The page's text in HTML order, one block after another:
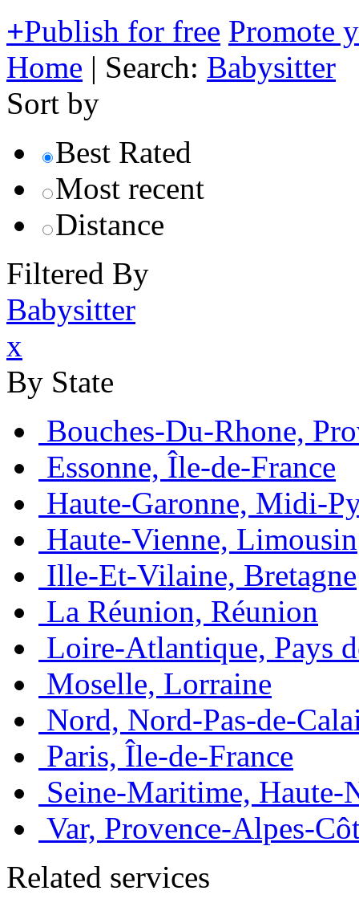
+Publish for free Promote
Home | Search: Babysitter
Sort by
Best Rated
Most recent
Distance
Filtered By
Babysitter
x
By State
Bouches-Du-Rhone,
Essonne, Île-de-France
Haute-Garonne, Midi-
Haute-Vienne, Limousin
Ille-Et-Vilaine, Bretagne
La Réunion, Réunion
Loire-Atlantique, Pays
Moselle, Lorraine
Nord, Nord-Pas-de-
Paris, Île-de-France
Seine-Maritime, Haute-
Var, Provence-Alpes-
Related services